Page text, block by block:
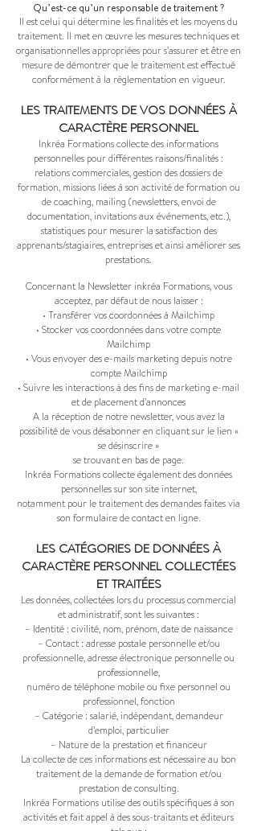
Qu’est-ce qu’un responsable de traitement ?
Il est celui qui détermine les finalités et les moyens du
traitement. Il met en œuvre les mesures techniques et
organisationnelles appropriées pour s’assurer et être en
mesure de démontrer que le traitement est effectué
conformément à la règlementation en vigueur.
LES TRAITEMENTS DE VOS DONNÉES À
CARACTÈRE PERSONNEL
Inkréa Formations collecte des informations
personnelles pour différentes raisons/finalités :
relations commerciales, gestion des dossiers de
formation, missions liées à son activité de formation ou
de coaching, mailing (newsletters, envoi de
documentation, invitations aux événements, etc.),
statistiques pour mesurer la satisfaction des
apprenants/stagiaires, entreprises et ainsi améliorer ses
prestations.
Concernant la Newsletter inkréa Formations, vous
acceptez, par défaut de nous laisser :
• Transférer vos coordonnées à Mailchimp
• Stocker vos coordonnées dans votre compte
Mailchimp
• Vous envoyer des e-mails marketing depuis notre
compte Mailchimp
• Suivre les interactions à des fins de marketing e-mail
et de placement d’annonces
A la réception de notre newsletter, vous avez la
possibilité de vous désabonner en cliquant sur le lien «
se désinscrire »
se trouvant en bas de page.
Inkréa Formations collecte également des données
personnelles sur son site internet,
notamment pour le traitement des demandes faites via
son formulaire de contact en ligne.
LES CATÉGORIES DE DONNÉES À
CARACTÈRE PERSONNEL COLLECTÉES
ET TRAITÉES
Les données, collectées lors du processus commercial
et administratif, sont les suivantes :
– Identité : civilité, nom, prénom, date de naissance
– Contact : adresse postale personnelle et/ou
professionnelle, adresse électronique personnelle ou
professionnelle,
numéro de téléphone mobile ou fixe personnel ou
professionnel, fonction
– Catégorie : salarié, indépendant, demandeur
d’emploi, particulier
– Nature de la prestation et financeur
La collecte de ces informations est nécessaire au bon
traitement de la demande de formation et/ou
prestation de consulting.
Inkréa Formations utilise des outils spécifiques à son
activités et fait appel à des sous-traitants et éditeurs